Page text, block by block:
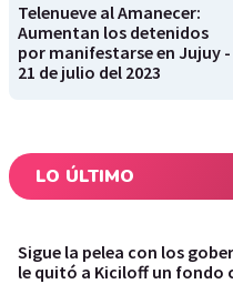
Telenueve al Amanecer:
Aumentan los detenidos
por manifestarse en Jujuy -
21 de julio del 2023
LO ÚLTIMO
Sigue la pelea con los
le quitó a Kiciloff un fondo